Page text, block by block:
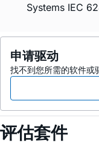
Systems IEC
申请驱动
找不到您所需的软件或
评估套件